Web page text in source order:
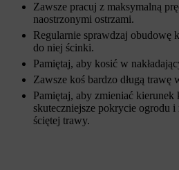
Zawsze pracuj z maksymalną
naostrzonymi ostrzami.
Regularnie sprawdzaj obudowę
do niej ścinki.
Pamiętaj, aby kosić w
Zawsze koś bardzo długą trawę
Pamiętaj, aby zmieniać
skuteczniejsze pokrycie ogrodu i
ściętej trawy.